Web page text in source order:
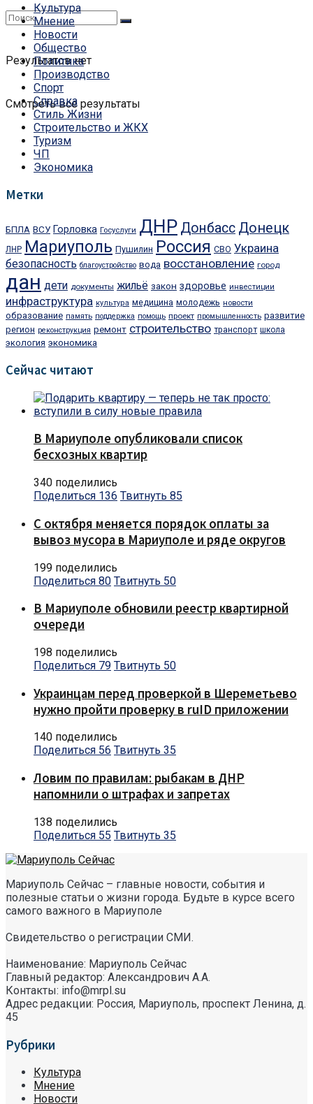
Результатов нет
Смотреть все результаты
Культура
Мнение
Новости
Общество
Политика
Производство
Спорт
Справка
Стиль Жизни
Строительство и ЖКХ
Туризм
ЧП
Экономика
Метки
БПЛА ВСУ Горловка Госуслуги ДНР Донбасс Донецк
ЛНР Мариуполь Пушилин Россия СВО Украина
безопасность благоустройство вода восстановление город
дан дети документы жильё закон здоровье инвестиции
инфраструктура культура медицина молодежь новости
образование память поддержка помощь проект промышленность развитие
регион реконструкция ремонт строительство транспорт школа
экология экономика
Сейчас читают
В Мариуполе опубликовали список
бесхозных квартир
340 поделились
Поделиться 136 Твитнуть 85
С октября меняется порядок оплаты за
вывоз мусора в Мариуполе и ряде округов
199 поделились
Поделиться 80 Твитнуть 50
В Мариуполе обновили реестр квартирной
очереди
198 поделились
Поделиться 79 Твитнуть 50
Украинцам перед проверкой в Шереметьево
нужно пройти проверку в ruID приложении
140 поделились
Поделиться 56 Твитнуть 35
Ловим по правилам: рыбакам в ДНР
напомнили о штрафах и запретах
138 поделились
Поделиться 55 Твитнуть 35
Мариуполь Сейчас – главные новости, события и
полезные статьи о жизни города. Будьте в курсе всего
самого важного в Мариуполе
Свидетельство о регистрации СМИ.
Наименование: Мариуполь Сейчас
Главный редактор: Александрович А.А.
Контакты: info@mrpl.su
Адрес редакции: Россия, Мариуполь, проспект Ленина, д.
45
Рубрики
Культура
Мнение
Новости